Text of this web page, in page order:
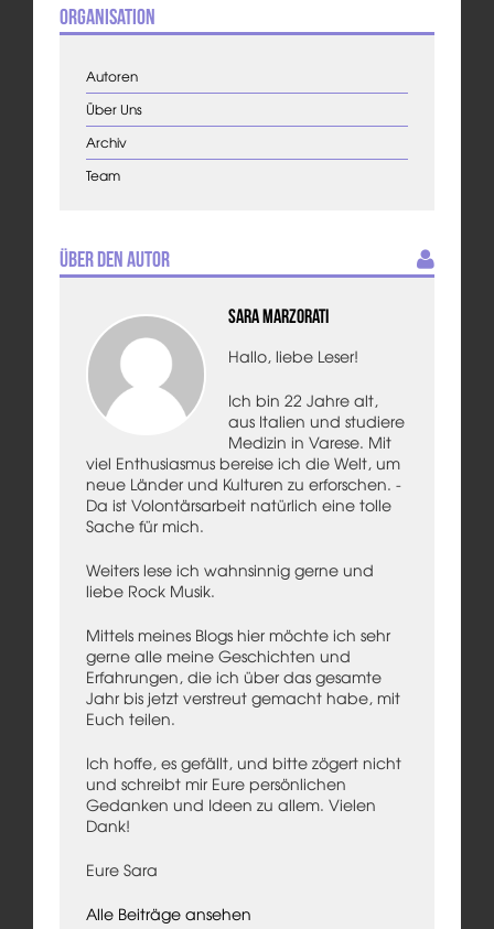
Organisation
Autoren
Über Uns
Archiv
Team
Über den Autor
Sara Marzorati
Hallo, liebe Leser!
Ich bin 22 Jahre alt,
aus Italien und studiere
Medizin in Varese. Mit
viel Enthusiasmus bereise ich die Welt, um
neue Länder und Kulturen zu erforschen. -
Da ist Volontärsarbeit natürlich eine tolle
Sache für mich.
Weiters lese ich wahnsinnig gerne und
liebe Rock Musik.
Mittels meines Blogs hier möchte ich sehr
gerne alle meine Geschichten und
Erfahrungen, die ich über das gesamte
Jahr bis jetzt verstreut gemacht habe, mit
Euch teilen.
Ich hoffe, es gefällt, und bitte zögert nicht
und schreibt mir Eure persönlichen
Gedanken und Ideen zu allem. Vielen
Dank!
Eure Sara
Alle Beiträge ansehen